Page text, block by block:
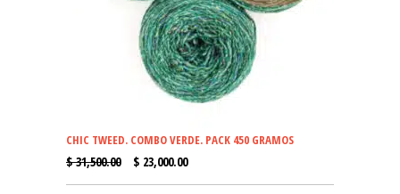
CHIC TWEED. COMBO VERDE. PACK 450 GRAMOS
$31,500.00
EL
PRECIO
$ 23,000.00EL
PRECIO